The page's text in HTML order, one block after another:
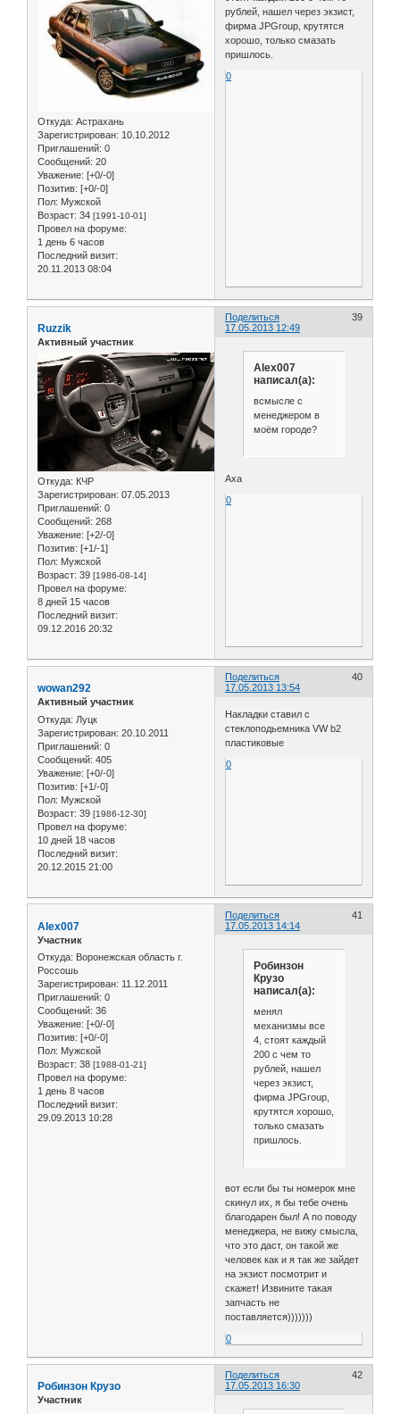
Откуда: Астрахань
Зарегистрирован: 10.10.2012
Приглашений: 0
Сообщений: 20
Уважение: [+0/-0]
Позитив: [+0/-0]
Пол: Мужской
Возраст: 34 [1991-10-01]
Провел на форуме:
1 день 6 часов
Последний визит:
20.11.2013 08:04
рублей, нашел через экзист,
фирма JPGroup, крутятся
хорошо, только смазать
пришлось.
0
Поделиться
39
17.05.2013 12:49
Ruzzik
Активный участник
Откуда: КЧР
Зарегистрирован: 07.05.2013
Приглашений: 0
Сообщений: 268
Уважение: [+2/-0]
Позитив: [+1/-1]
Пол: Мужской
Возраст: 39 [1986-08-14]
Провел на форуме:
8 дней 15 часов
Последний визит:
09.12.2016 20:32
Alex007
написал(а):
всмысле с
менеджером в
моём городе?
Аха
0
Поделиться
40
17.05.2013 13:54
wowan292
Активный участник
Откуда: Луцк
Зарегистрирован: 20.10.2011
Приглашений: 0
Сообщений: 405
Уважение: [+0/-0]
Позитив: [+1/-0]
Пол: Мужской
Возраст: 39 [1986-12-30]
Провел на форуме:
10 дней 18 часов
Последний визит:
20.12.2015 21:00
Накладки ставил с
стеклоподьемника VW b2
пластиковые
0
Поделиться
41
17.05.2013 14:14
Alex007
Участник
Откуда: Воронежская область г.
Россошь
Зарегистрирован: 11.12.2011
Приглашений: 0
Сообщений: 36
Уважение: [+0/-0]
Позитив: [+0/-0]
Пол: Мужской
Возраст: 38 [1988-01-21]
Провел на форуме:
1 день 8 часов
Последний визит:
29.09.2013 10:28
Робинзон
Крузо
написал(а):
менял
механизмы все
4, стоят каждый
200 с чем то
рублей, нашел
через экзист,
фирма JPGroup,
крутятся хорошо,
только смазать
пришлось.
вот если бы ты номерок мне
скинул их, я бы тебе очень
благодарен был! А по поводу
менеджера, не вижу смысла,
что это даст, он такой же
человек как и я так же зайдет
на экзист посмотрит и
скажет! Извините такая
запчасть не
поставляется)))))))
0
Поделиться
42
17.05.2013 16:30
Робинзон Крузо
Участник